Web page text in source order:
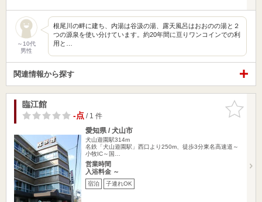
～10代
男性
根尾川の畔に建ち、内湯は谷汲の湯、露天風呂はおおのの湯と２
つの源泉を使い分けています。約20年間に亘りワンコインでの利
用と…
関連情報から探す
お気に入
りに追加
臨江館
-点/ 1 件
愛知県 / 犬山市
犬山遊園駅314m
名鉄「犬山遊園駅」西口より250m、徒歩3分東名高速道～
小牧IC～国…
営業時間
入浴料金 ～
宿泊 子連れOK